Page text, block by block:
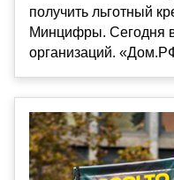
получить льготный
Минцифры. Сегодня
организаций.